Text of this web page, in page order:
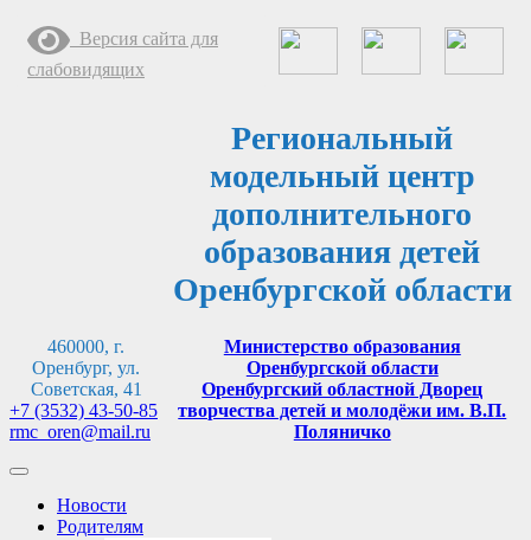
содержимому
Версия сайта для
слабовидящих
Региональный
модельный центр
дополнительного
образования детей
Оренбургской области
460000, г.
Оренбург, ул.
Советская, 41
+7 (3532) 43-50-85
rmc_oren@mail.ru
Министерство образования
Оренбургской области
Оренбургский областной Дворец
творчества детей и молодёжи им. В.П.
Поляничко
Новости
Родителям